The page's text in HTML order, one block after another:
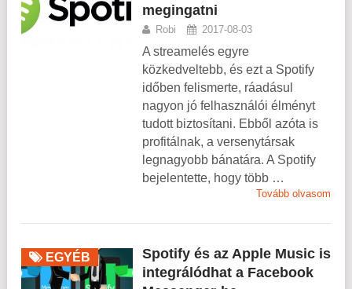
megingatni
Robi 2017-08-03
A streamelés egyre
közkedveltebb, és ezt a Spotify
időben felismerte, ráadásul
nagyon jó felhasználói élményt
tudott biztosítani. Ebből azóta is
profitálnak, a versenytársak
legnagyobb bánatára. A Spotify
bejelentette, hogy több …
Tovább olvasom
EGYÉB
Spotify és az Apple Music is
integrálódhat a Facebook